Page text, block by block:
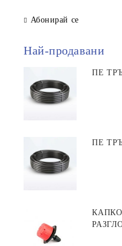
Абонирай се
Най-продавани
ПЕ
ПЕ